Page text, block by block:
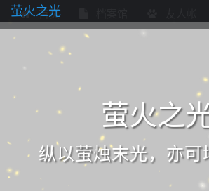
首页
萤火之光
萤火之
纵以萤烛末光，亦可